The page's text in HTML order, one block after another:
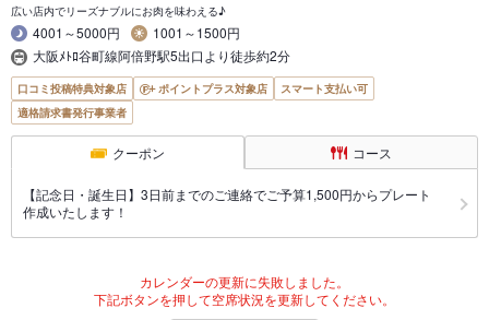
広い店内でリーズナブルにお肉を味わえる♪
4001～5000円
1001～1500円
大阪ﾒﾄﾛ谷町線阿倍野駅5出口より徒歩約2分
口コミ投稿特典対象店 ポイントプラス対象店
スマート支払い可
適格請求書発行事業者
クーポン コース
【記念日・誕生日】3日前までのご連絡でご予算1,500円からプレート
作成いたします！
カレンダーの更新に失敗しました。
下記ボタンを押して空席状況を更新してください。